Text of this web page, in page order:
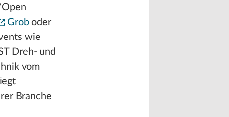
Groboder
wie
Dreh- und
vom
Branche